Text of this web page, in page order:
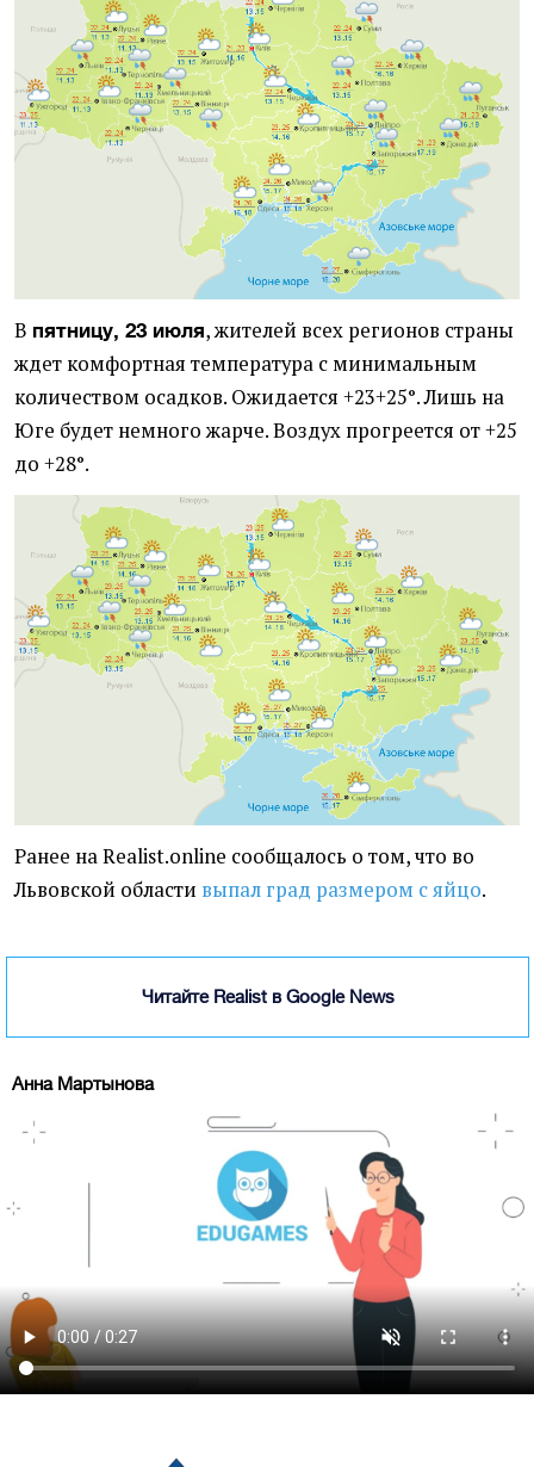
В пятницу, 23 июля, жителей всех регионов страны
ждет комфортная температура с минимальным
количеством осадков. Ожидается +23+25°. Лишь на
Юге будет немного жарче. Воздух прогреется от +25
до +28°.
Ранее на Realist.online сообщалось о том, что во
Львовской области выпал град размером с яйцо.
Читайте Realist в Google News
Анна Мартынова